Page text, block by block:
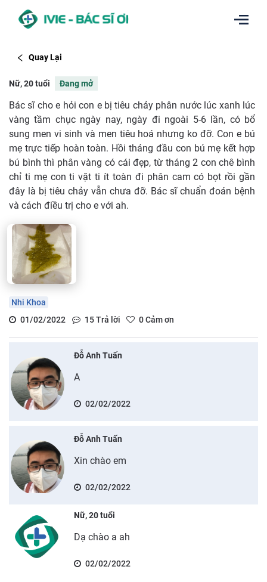
Quay Lại
Nữ, 20 tuổi Đang mở
Bác sĩ cho e hỏi con e bị tiêu chảy phân nước lúc xanh lúc
vàng tầm chục ngày nay, ngày đi ngoài 5-6 lần, có bổ
sung men vi sinh và men tiêu hoá nhưng ko đỡ. Con e bú
mẹ trực tiếp hoàn toàn. Hồi tháng đầu con bú mẹ kết hợp
bú bình thì phân vàng có cái đẹp, từ tháng 2 con chê bình
chỉ ti mẹ con ti vặt ti ít toàn đi phân cam có bọt rồi gần
đây là bị tiêu chảy vẫn chưa đỡ. Bác sĩ chuẩn đoán bệnh
và cách điều trị cho e với ah.
Nhi Khoa
01/02/2022
15Trả lời 0Cảm ơn
Đỗ Anh Tuấn
A
02/02/2022
Đỗ Anh Tuấn
Xin chào em
02/02/2022
Nữ, 20 tuổi
Dạ chào a ah
02/02/2022